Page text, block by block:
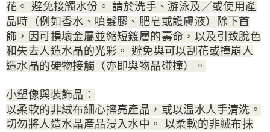
花。 避免接觸水份。 請於洗手、游泳及／或使用產
品時（例如香水、噴髮膠、肥皂或護膚液）除下首
飾，因可損壞金屬並縮短鍍層的壽命，以及引致脫色
和失去人造水晶的光彩。 避免與可以刮花或撞崩人
造水晶的硬物接觸（亦即與物品碰撞）。
小塑像與裝飾品：
以柔軟的非絨布細心擦亮產品，或以温水人手清洗。
切勿將人造水晶產品浸入水中。 以柔軟的非絨布抹